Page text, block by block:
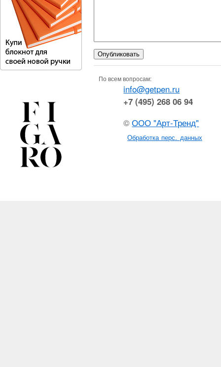
По всем вопросам:
info@getpen.ru
+7 (495) 268 06 94
©ООО "Арт-Тренд"
Обработка перс. данных